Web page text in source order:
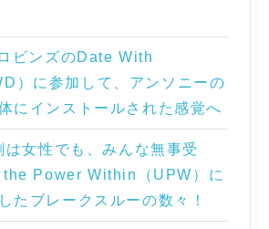
ビンズのDate With
）に参加して、アンソニーの
にインストールされた感覚へ
女性でも、みんな無事受
Power Within（UPW）に
たブレークスルーの数々！